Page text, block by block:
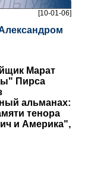
[10-01-06]
Марат
Пирса
альманах:
тенора
и Америка",